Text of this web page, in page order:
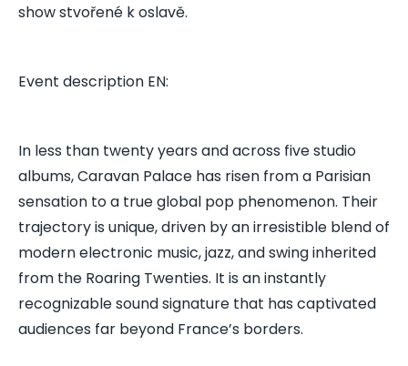
show stvořené k oslavě.
Event description EN:
In less than twenty years and across five studio
albums, Caravan Palace has risen from a Parisian
sensation to a true global pop phenomenon. Their
trajectory is unique, driven by an irresistible blend of
modern electronic music, jazz, and swing inherited
from the Roaring Twenties. It is an instantly
recognizable sound signature that has captivated
audiences far beyond France’s borders.